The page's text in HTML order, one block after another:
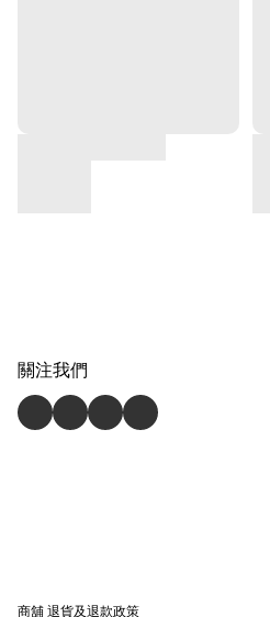
關注我們
商舖退貨及退款政策